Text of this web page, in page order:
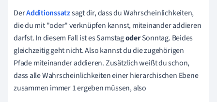
DerAdditionssatzsagt dir, dass du Wahrscheinlichkeiten,
die du mit "oder" verknüpfen kannst, miteinander addieren
darfst. In diesem Fall ist es SamstagoderSonntag. Beides
gleichzeitig geht nicht. Also kannst du die zugehörigen
Pfade miteinander addieren. Zusätzlich weißt du schon,
dass alle Wahrscheinlichkeiten einer hierarchischen Ebene
zusammen immer 1 ergeben müssen, also